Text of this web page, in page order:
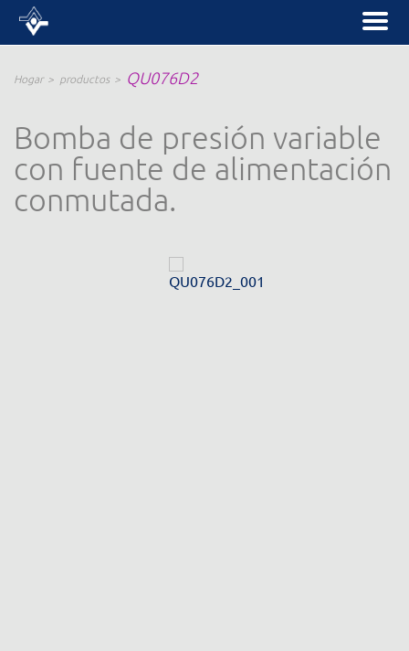
Hogar productos QU076D2
Bomba de presión variable
con fuente de alimentación
conmutada.